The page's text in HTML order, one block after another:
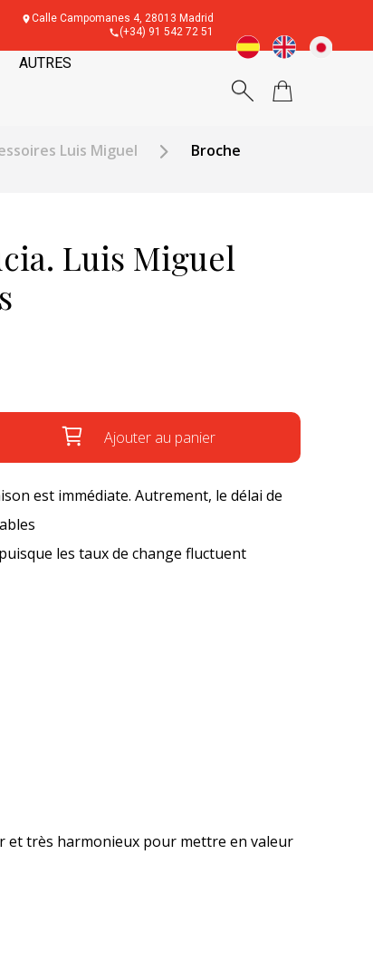
Calle Campomanes 4, 28013 Madrid
(+34) 91 542 72 51
AUTRES
Luis Miguel
Broche
Luis Miguel
Ajouter au panier
est immédiate. Autrement, le délai de
les taux de change fluctuent
et très harmonieux pour mettre en valeur